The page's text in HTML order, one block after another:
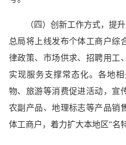
（四）创新工作方式，提
总局将上线发布个体工商户综
律政策、市场供求、招聘用工
实现服务支撑常态化。各地
物、旅游等消费促进活动，宣
农副产品、地理标志等产品销
体工商户，着力扩大本地区“名